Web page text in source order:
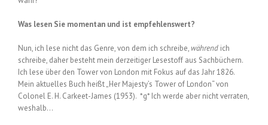
Was lesen Sie momentan und ist empfehlenswert?
Nun, ich lese nicht das Genre, von dem ich schreibe,während ich
schreibe, daher besteht mein derzeitiger Lesestoff aus Sachbüchern.
Ich lese über den Tower von London mit Fokus auf das Jahr 1826.
Mein aktuelles Buch heißt „Her Majesty’s Tower of London“ von
Colonel E. H. Carkeet-James (1953). *g* Ich werde aber nicht verraten,
weshalb…